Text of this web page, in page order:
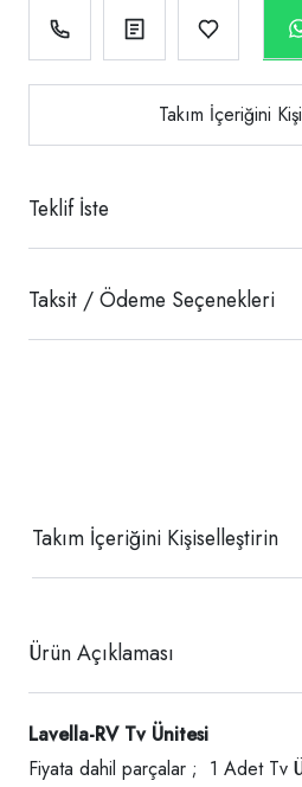
Takım İçeriğini
Teklif İste
Taksit / Ödeme Seçenekleri
Takım İçeriğini Kişiselleştirin
Ürün Açıklaması
Lavella-RV Tv Ünitesi
Fiyata dahil parçalar ; 1 Adet Tv